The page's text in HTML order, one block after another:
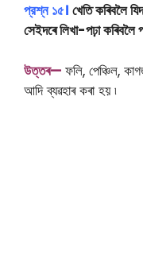
প্রশ্ন ১৫। খেতি কৰিবলৈ
সেইদৰে লিখা-পঢ়া কৰিবলৈ
উত্তৰ— ফলি, পেঞ্চিল,
আদি ব্যৱহাৰ কৰা হয় ৷